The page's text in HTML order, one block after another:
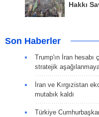
Hakkı
Son Haberler
Trump'ın İran
stratejik
İran ve Kırgızistan
mutabık kaldı
Türkiye